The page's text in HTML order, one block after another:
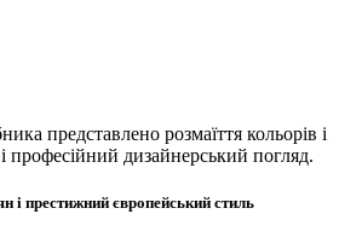
представлено розмаїття кольорів і
професійний дизайнерський погляд.
і престижний європейський стиль